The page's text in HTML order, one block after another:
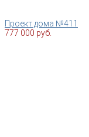
Проект дома №411
777 000 руб.